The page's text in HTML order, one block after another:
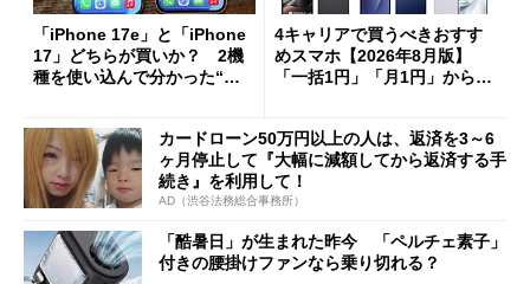
「iPhone 17e」と「iPhone
17」どちらが買いか？ 2機
種を使い込んで分かった“ス
4キャリアで買うべきおすす
めスマホ【2026年8月版】
「一括1円」「月1円」からお
カードローン50万円以上の人は、返済を3～6
ヶ月停止して『大幅に減額してから返済する手
続き』を利用して！
AD（渋谷法務総合事務所）
「酷暑日」が生まれた昨今 「ペルチェ素子」
付きの腰掛けファンなら乗り切れる？